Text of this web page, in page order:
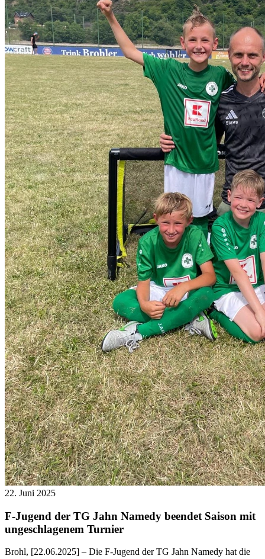
22. Juni 2025
F-Jugend der TG Jahn Namedy beendet Saison mit
ungeschlagenem Turnier
Brohl, [22.06.2025] – Die F-Jugend der TG Jahn Namedy hat die